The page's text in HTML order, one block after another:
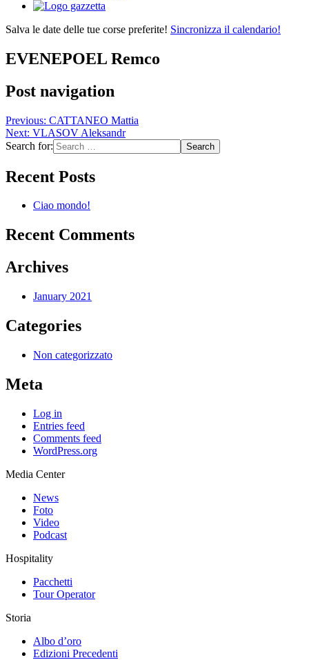
Salva le date delle tue corse preferite! Sincronizza il calendario!
EVENEPOEL Remco
Post navigation
Previous: CATTANEO Mattia
Next: VLASOV Aleksandr
Search for:
Recent Posts
Ciao mondo!
Recent Comments
Archives
January 2021
Categories
Non categorizzato
Meta
Log in
Entries feed
Comments feed
WordPress.org
Media Center
News
Foto
Video
Podcast
Hospitality
Pacchetti
Tour Operator
Storia
Albo d’oro
Edizioni Precedenti